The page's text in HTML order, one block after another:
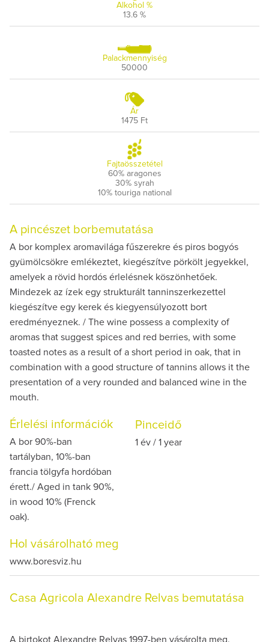
Alkohol %
13.6 %
Palackmennyiség
50000
Ár
1475 Ft
Fajtaösszetétel
60% aragones
30% syrah
10% touriga national
A pincészet borbemutatása
A bor komplex aromavilága fűszerekre és piros bogyós
gyümölcsökre emlékeztet, kiegészítve pörkölt jegyekkel,
amelyek a rövid hordós érlelésnek köszönhetőek.
Mindezek az ízek egy strukturált tanninszerkezettel
kiegészítve egy kerek és kiegyensúlyozott bort
eredményeznek. / The wine possess a complexity of
aromas that suggest spices and red berries, with some
toasted notes as a result of a short period in oak, that in
combination with a good structure of tannins allows it the
presentation of a very rounded and balanced wine in the
mouth.
Érlelési információk
A bor 90%-ban
tartályban, 10%-ban
francia tölgyfa hordóban
érett./ Aged in tank 90%,
in wood 10% (Frenck
oak).
Pinceidő
1 év / 1 year
Hol vásárolható meg
www.boresviz.hu
Casa Agricola Alexandre Relvas bemutatása
A birtokot Alexandre Relvas 1997-ben vásárolta meg.